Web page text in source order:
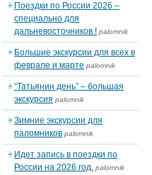
Поездки по России 2026 –
специально для
дальневосточников ! palomnik
Большие экскурсии для всех в
феврале и марте palomnik
“Татьянин день” – большая
экскурсия palomnik
Зимние экскурсии для
паломников palomnik
Идет запись в поездки по
России на 2026 год. palomnik